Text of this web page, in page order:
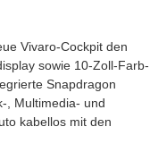
Vivaro-Cockpit den
sowie 10-Zoll-Farb-
Snapdragon
, Multimedia- und
kabellos mit den